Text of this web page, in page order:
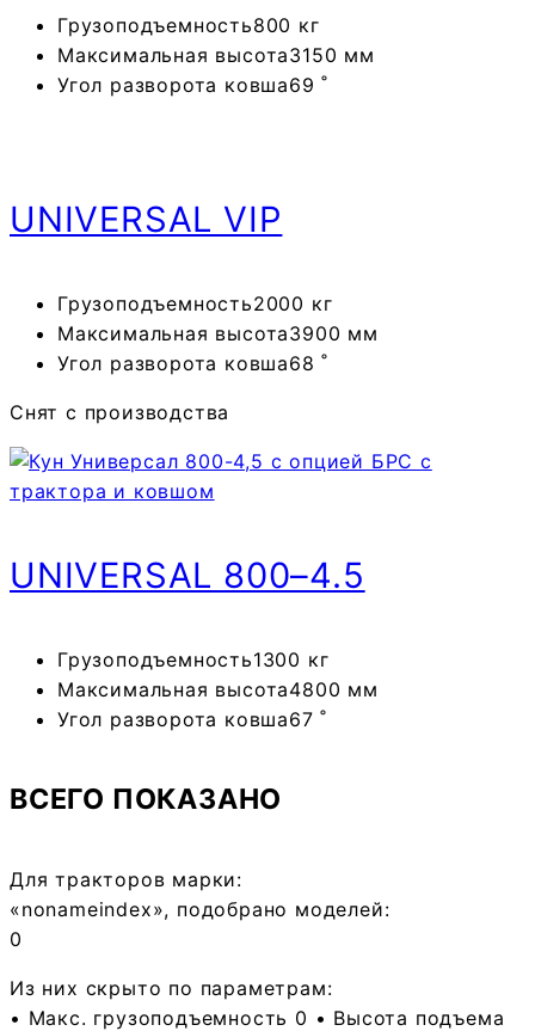
Грузоподъемность800 кг
Максимальная высота3150 мм
Угол разворота ковша69 ˚
UNIVERSAL VIP
Грузоподъемность2000 кг
Максимальная высота3900 мм
Угол разворота ковша68 ˚
Снят с производства
UNIVERSAL 800–4.5
Грузоподъемность1300 кг
Максимальная высота4800 мм
Угол разворота ковша67 ˚
ВСЕГО ПОКАЗАНО
Для тракторов марки:
«nonameindex», подобрано моделей:
0
Из них скрыто по параметрам:
• Макс. грузоподъемность 0 • Высота подъема